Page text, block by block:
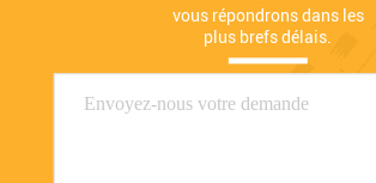
vous répondrons dans les
plus brefs délais.